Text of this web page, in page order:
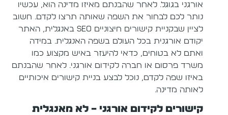
אורגני בגוגל. לאחר שהבנתם מאיזו מדינה הוא, עכשיו
נותר לכם לבחור את השפה שאותה תרצו לקדם. חשוב
לציין שבקניית קישורים חיצוניים SEO באנגלית, האתר
יקודם אורגנית בכל העולם בשפה האנגלית. במידה
ואתם לא בטוחים, כדאי להיעזר באיש מקצוע כמו
משרד פרסום או חברה לקידום אורגני. לאחר שהבנתם
באיזו שפה לקדם, נוכל לבצע בניית קישורים איכותיים
לאותה מדינה.
קישורים לקידום אורגני – לא מאנגלית